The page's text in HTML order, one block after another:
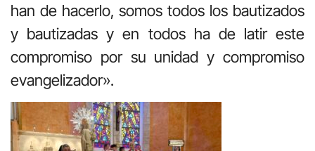
han de hacerlo, somos todos los bautizados
y bautizadas y en todos ha de latir este
compromiso por su unidad y compromiso
evangelizador».